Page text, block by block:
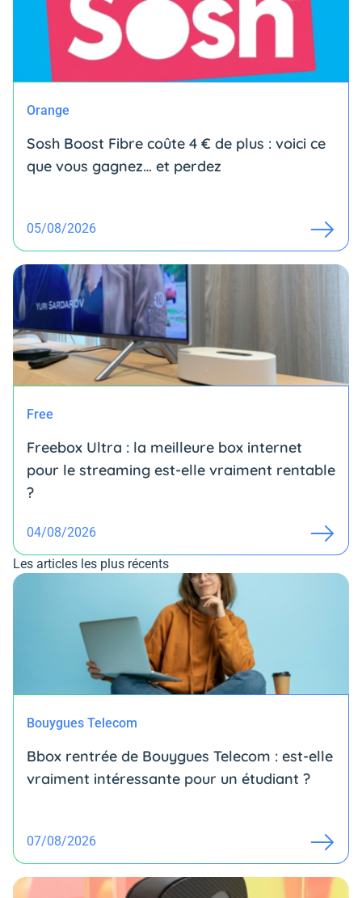
Orange
Sosh Boost Fibre coûte 4 € de plus : voici ce
que vous gagnez… et perdez
05/08/2026
Free
Freebox Ultra : la meilleure box internet
pour le streaming est-elle vraiment rentable
?
04/08/2026
Les articles les plus récents
Bouygues Telecom
Bbox rentrée de Bouygues Telecom : est-elle
vraiment intéressante pour un étudiant ?
07/08/2026